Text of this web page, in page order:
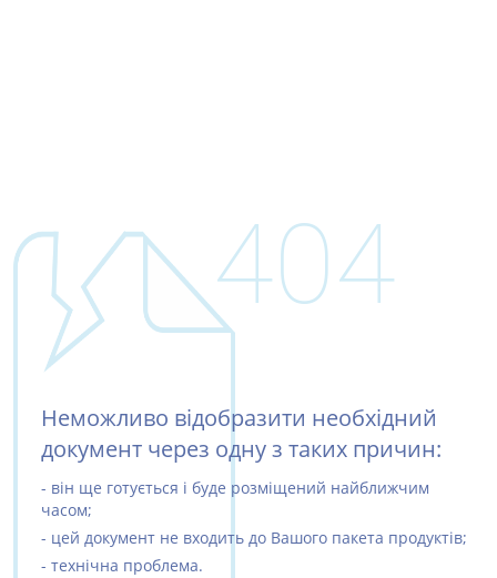
404
Неможливо відобразити необхідний
документ через одну з таких причин:
- він ще готується і буде розміщений найближчим
часом;
- цей документ не входить до Вашого пакета продуктів;
- технічна проблема.